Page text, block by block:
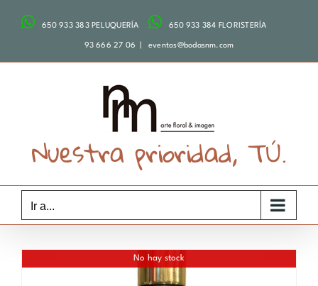
650 933 383 PELUQUERÍA 650 933 384 FLORISTERÍA
93 666 27 06 eventos@bodasnm.com
Nuestra prioridad, TÚ.
Ir a...
No hay stock